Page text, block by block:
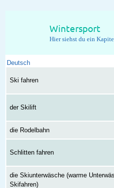
Wintersport
Hier siehst du ein
Deutsch
Ski fahren
der Skilift
die Rodelbahn
Schlitten fahren
die Skiunterwäsche (warme
Skifahren)